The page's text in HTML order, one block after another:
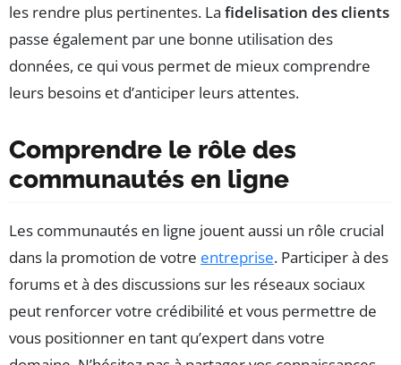
les rendre plus pertinentes. La fidelisation des clients
passe également par une bonne utilisation des
données, ce qui vous permet de mieux comprendre
leurs besoins et d’anticiper leurs attentes.
Comprendre le rôle des
communautés en ligne
Les communautés en ligne jouent aussi un rôle crucial
dans la promotion de votre entreprise. Participer à des
forums et à des discussions sur les réseaux sociaux
peut renforcer votre crédibilité et vous permettre de
vous positionner en tant qu’expert dans votre